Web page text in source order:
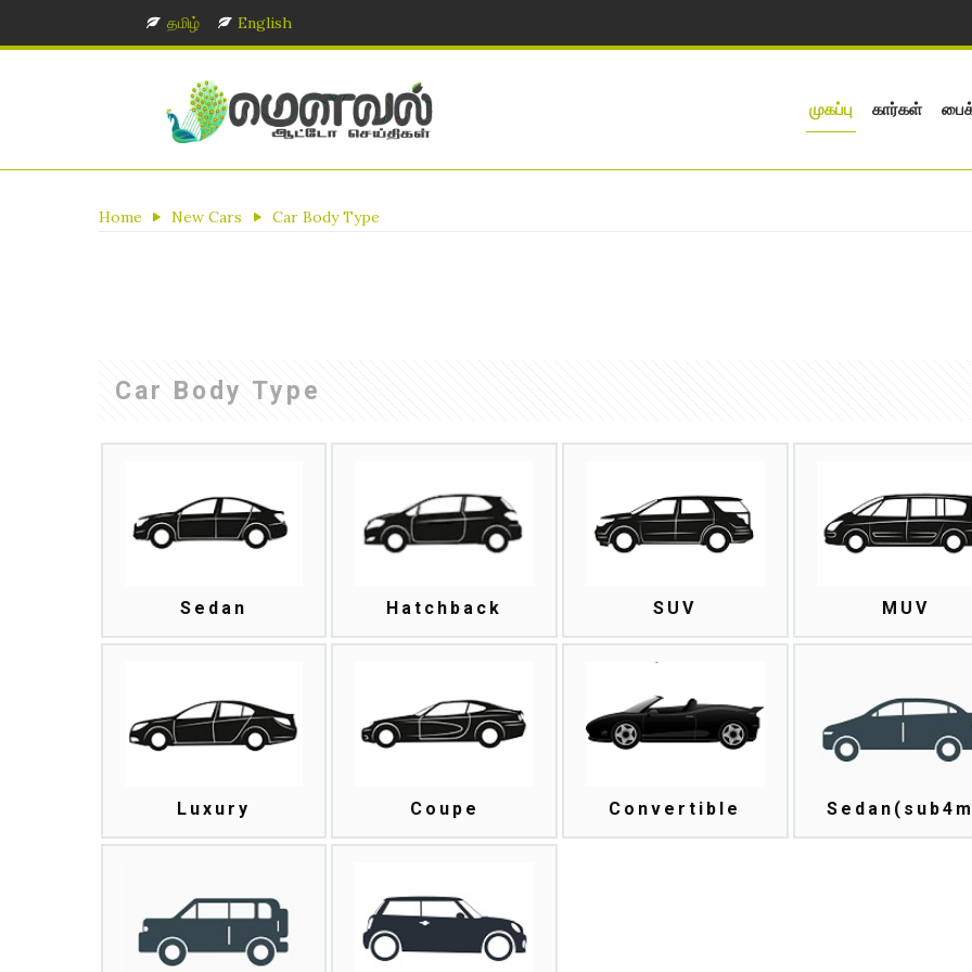
தமிழ் English
முகப்பு கார்கள்
Home New Cars Car Body Type
Car Body Type
Sedan Hatchback SUV MUV
Luxury Coupe Convertible